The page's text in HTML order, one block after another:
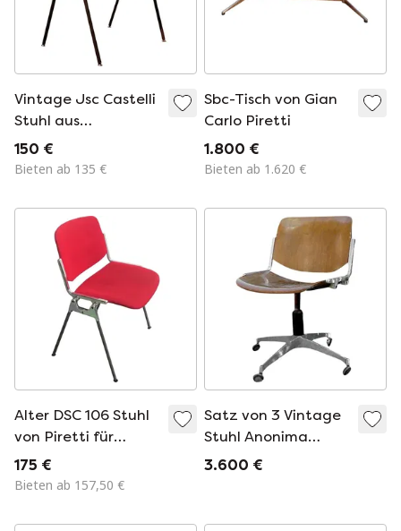
Vintage Jsc Castelli
Stuhl aus
verchromtem
Aluminium und
Piretti, 1960
150 €
Bieten ab 135 €
Sbc-Tisch von Gian
Carlo Piretti
1.800 €
Bieten ab 1.620 €
Alter DSC 106 Stuhl
von Piretti für
Castelli
175 €
Bieten ab 157,50 €
Satz von 3 Vintage
Stuhl Anonima
Castelli , Giancarlo
3.600 €